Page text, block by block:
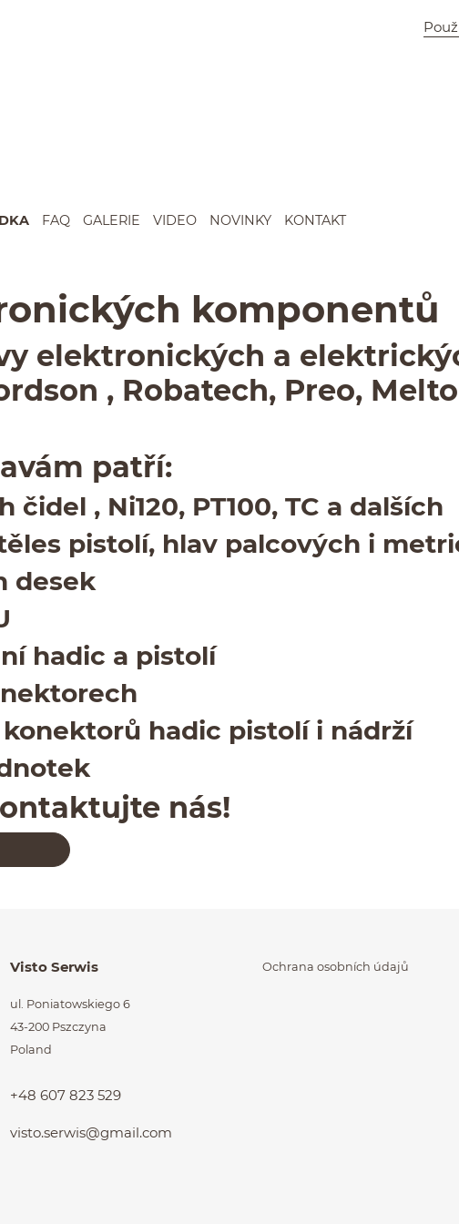
FAQ GALERIE VIDEO NOVINKY KONTAKT
a elektriky
komponentů
elek­tron­ick­ých a
, Robat­ech, Preo,
patří:
čidel , Ni120, PT100, TC a dalších
pis­tolí, hlav pal­cov­ých i
desek
hadic a pistolí
konek­torů hadic pis­tolí i nádrží
nás!
na końcu
Visto Serwis
ul. Poniatowskiego 6
43-200 Pszczyna
Poland
+48 607 823 529
visto.serwis@gmail.com
Ochrana osobních údajů